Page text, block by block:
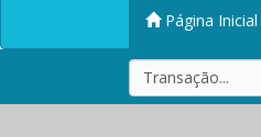
Página Inicial